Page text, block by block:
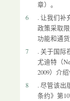
章）。
6
. 让我们补
政策采取
功能和通
7
. 关于国际
尤迪特（
2009）介
8
. 尽管该出
条约》第